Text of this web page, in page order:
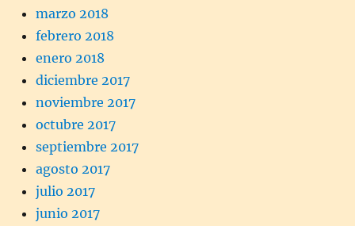
marzo 2018
febrero 2018
enero 2018
diciembre 2017
noviembre 2017
octubre 2017
septiembre 2017
agosto 2017
julio 2017
junio 2017